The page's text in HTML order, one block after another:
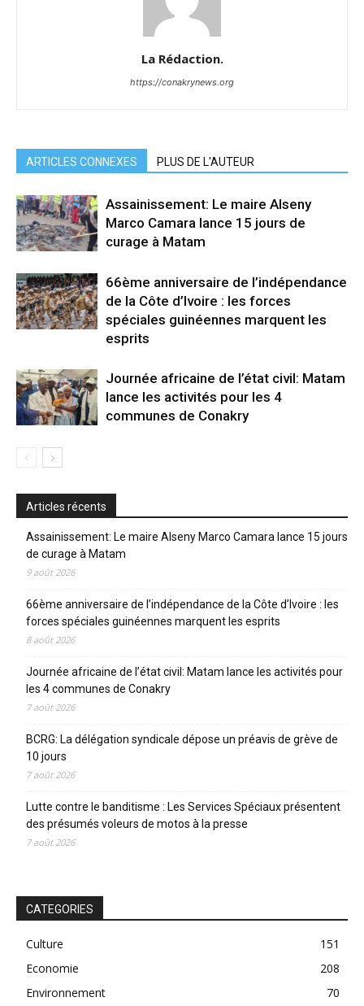
La Rédaction.
https://conakrynews.org
ARTICLES CONNEXES PLUS DE L'AUTEUR
Assainissement: Le maire Alseny
Marco Camara lance 15 jours de
curage à Matam
66ème anniversaire de l’indépendance
de la Côte d’Ivoire : les forces
spéciales guinéennes marquent les
esprits
Journée africaine de l’état civil: Matam
lance les activités pour les 4
communes de Conakry
Articles récents
Assainissement: Le maire Alseny Marco Camara lance 15 jours
de curage à Matam
9 août 2026
66ème anniversaire de l’indépendance de la Côte d’Ivoire : les
forces spéciales guinéennes marquent les esprits
8 août 2026
Journée africaine de l’état civil: Matam lance les activités pour
les 4 communes de Conakry
7 août 2026
BCRG: La délégation syndicale dépose un préavis de grève de
10 jours
7 août 2026
Lutte contre le banditisme : Les Services Spéciaux présentent
des présumés voleurs de motos à la presse
7 août 2026
CATEGORIES
Culture
151
Economie
208
Environnement
70